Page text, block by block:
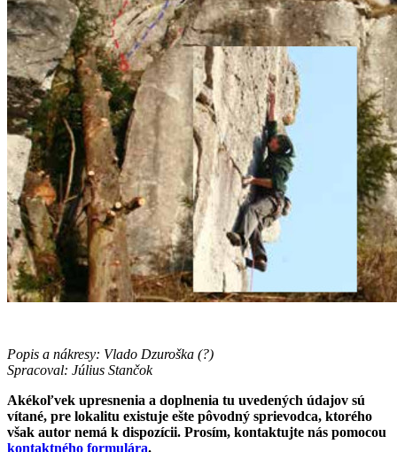
Popis a nákresy: Vlado Dzuroška (?)
Spracoval: Július Stančok
Akékoľvek upresnenia a doplnenia tu uvedených údajov sú
vítané, pre lokalitu existuje ešte pôvodný sprievodca, ktorého
však autor nemá k dispozícii. Prosím, kontaktujte nás pomocou
kontaktného formulára.